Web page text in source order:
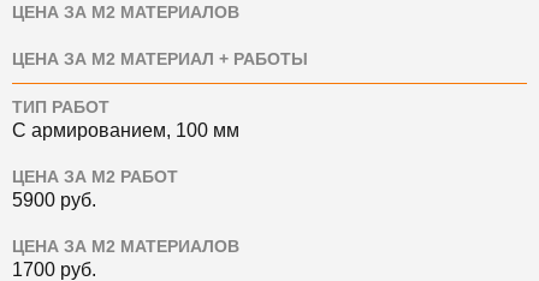
ЦЕНА ЗА М2 МАТЕРИАЛОВ
ЦЕНА ЗА М2 МАТЕРИАЛ + РАБОТЫ
ТИП РАБОТ
С армированием, 100 мм
ЦЕНА ЗА М2 РАБОТ
5900 руб.
ЦЕНА ЗА М2 МАТЕРИАЛОВ
1700 руб.